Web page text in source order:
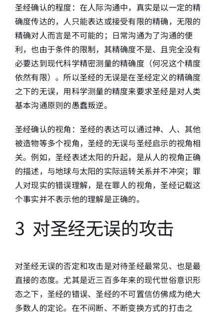
圣经确认的程度：在人际沟通中，真实是以一定的精
确度传达的，人只能表达或接受有限的精确，无限的
精确对人而言是不可能的；日常沟通为了沟通的便
利，也由于条件的限制，其精确度不是、且完全没有
必要达到现代科学精密测量的精确度（何况这个精度
依然有限）。所以圣经的无误是在圣经定义的精确度
之下的无误，用科学测量的精度来要求圣经是对人类
基本沟通原则的愚蠢叛逆。
圣经确认的视角：圣经的表达可以通过神、人、其他
被造物等多个视角，圣经的无误与圣经启示的视角相
关。例如，圣经表述太阳的升起，是从人的视角正确
的描述，与地球与太阳的实际运转关系并不冲突；罪
人对现实的错误理解，是在罪人的视角，圣经记载这
个事实并不表示他的理解是正确的。
3 对圣经无误的攻击
对圣经无误的否定和攻击是对待圣经最常见、也是最
直接的态度。尤其是近三百多年来的现代世俗意识形
态之下，圣经的错误、圣经的不可置信仿佛成为绝大
多数人的定论。在不间断、不断变换方式的打击之